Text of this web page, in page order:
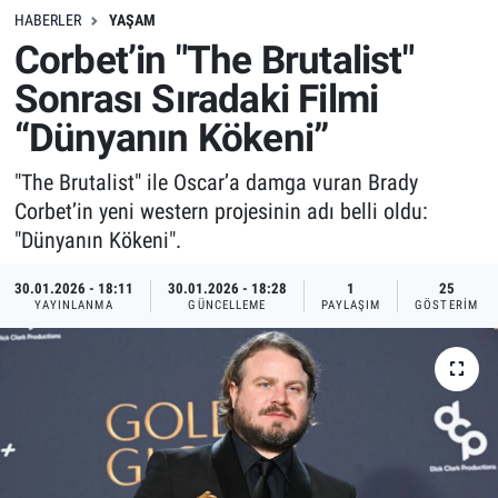
HABERLER YAŞAM
Corbet’in "The Brutalist"
Sonrası Sıradaki Filmi
“Dünyanın Kökeni”
"The Brutalist" ile Oscar’a damga vuran Brady
Corbet’in yeni western projesinin adı belli oldu:
"Dünyanın Kökeni".
30.01.2026 - 18:11
YAYINLANMA
30.01.2026 - 18:28
GÜNCELLEME
1
PAYLAŞIM
25
GÖSTERIM